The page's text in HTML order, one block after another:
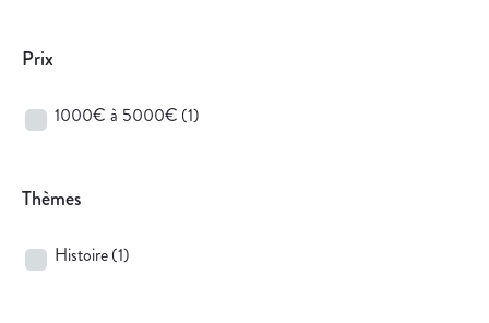
Prix
1000€ à 5000€ (1)
Thèmes
Histoire(1)